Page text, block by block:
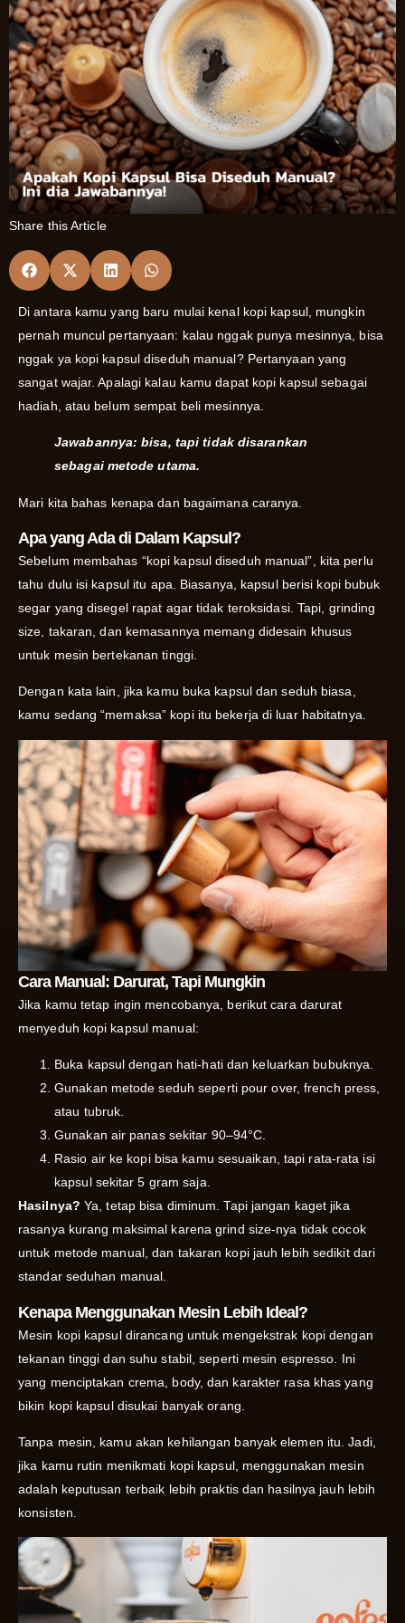
Share this Article
Di antara kamu yang baru mulai kenal kopi kapsul, mungkin
pernah muncul pertanyaan: kalau nggak punya mesinnya, bisa
nggak ya kopi kapsul diseduh manual? Pertanyaan yang
sangat wajar. Apalagi kalau kamu dapat kopi kapsul sebagai
hadiah, atau belum sempat beli mesinnya.
Jawabannya: bisa, tapi tidak disarankan
sebagai metode utama.
Mari kita bahas kenapa dan bagaimana caranya.
Apa yang Ada di Dalam Kapsul?
Sebelum membahas “kopi kapsul diseduh manual”, kita perlu
tahu dulu isi kapsul itu apa. Biasanya, kapsul berisi kopi bubuk
segar yang disegel rapat agar tidak teroksidasi. Tapi, grinding
size, takaran, dan kemasannya memang didesain khusus
untuk mesin bertekanan tinggi.
Dengan kata lain, jika kamu buka kapsul dan seduh biasa,
kamu sedang “memaksa” kopi itu bekerja di luar habitatnya.
Cara Manual: Darurat, Tapi Mungkin
Jika kamu tetap ingin mencobanya, berikut cara darurat
menyeduh kopi kapsul manual:
Buka kapsul dengan hati-hati dan keluarkan bubuknya.
Gunakan metode seduh seperti pour over, french press,
atau tubruk.
Gunakan air panas sekitar 90–94°C.
Rasio air ke kopi bisa kamu sesuaikan, tapi rata-rata isi
kapsul sekitar 5 gram saja.
Hasilnya? Ya, tetap bisa diminum. Tapi jangan kaget jika
rasanya kurang maksimal karena grind size-nya tidak cocok
untuk metode manual, dan takaran kopi jauh lebih sedikit dari
standar seduhan manual.
Kenapa Menggunakan Mesin Lebih Ideal?
Mesin kopi kapsul dirancang untuk mengekstrak kopi dengan
tekanan tinggi dan suhu stabil, seperti mesin espresso. Ini
yang menciptakan crema, body, dan karakter rasa khas yang
bikin kopi kapsul disukai banyak orang.
Tanpa mesin, kamu akan kehilangan banyak elemen itu. Jadi,
jika kamu rutin menikmati kopi kapsul, menggunakan mesin
adalah keputusan terbaik lebih praktis dan hasilnya jauh lebih
konsisten.